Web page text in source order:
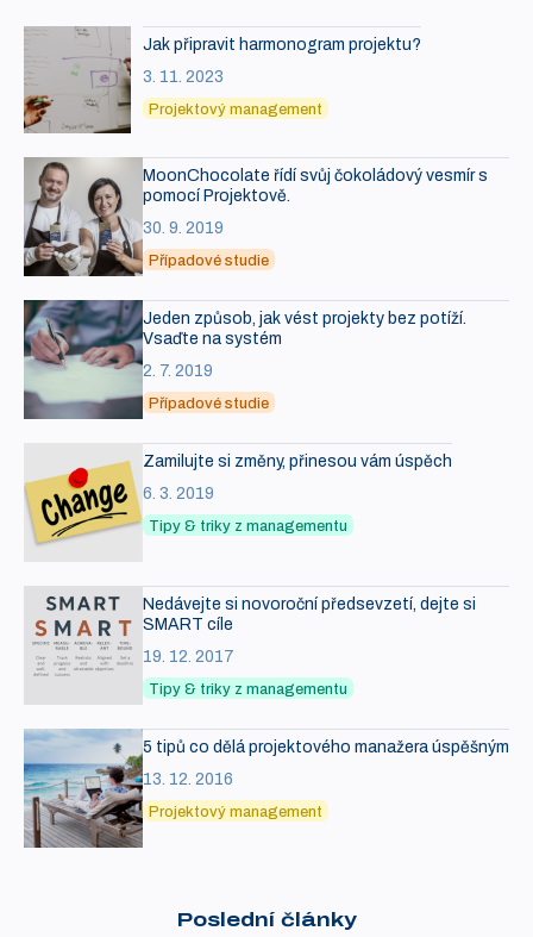
Jak připravit harmonogram projektu?
3. 11. 2023
Projektový management
MoonChocolate řídí svůj čokoládový vesmír s
pomocí Projektově.
30. 9. 2019
Případové studie
Jeden způsob, jak vést projekty bez potíží.
Vsaďte na systém
2. 7. 2019
Případové studie
Zamilujte si změny, přinesou vám úspěch
6. 3. 2019
Tipy & triky z managementu
Nedávejte si novoroční předsevzetí, dejte si
SMART cíle
19. 12. 2017
Tipy & triky z managementu
5 tipů co dělá projektového manažera úspěšným
13. 12. 2016
Projektový management
Poslední články